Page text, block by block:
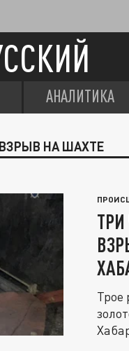
АНАЛИТИКА
НА ШАХТЕ
Трое